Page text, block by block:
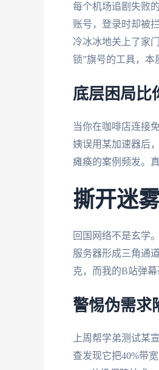
每个机场追剧失败
账号，登录时却被
冷冰冰地关上了家
锁”旗号的工具，本
底层困局比
当你在咖啡店连接
姨误用某加速器后
瘫痪的案例频发。
撕开迷
回国网络不是玄学
服务器形成三角通
克，而我的B站弹幕
警惕伪需求
上周帮学弟测试某
查发现它把40%带